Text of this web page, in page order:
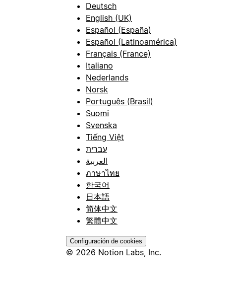
Deutsch
English (UK)
Español (España)
Español (Latinoamérica)
Français (France)
Italiano
Nederlands
Norsk
Português (Brasil)
Suomi
Svenska
Tiếng Việt
עברית
العربية
ภาษาไทย
한국어
日本語
简体中文
繁體中文
Configuración de cookies
© 2026 Notion Labs, Inc.